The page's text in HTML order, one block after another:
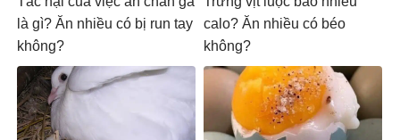
là gì? Ăn nhiều có bị run tay
không?
calo? Ăn nhiều có béo
không?